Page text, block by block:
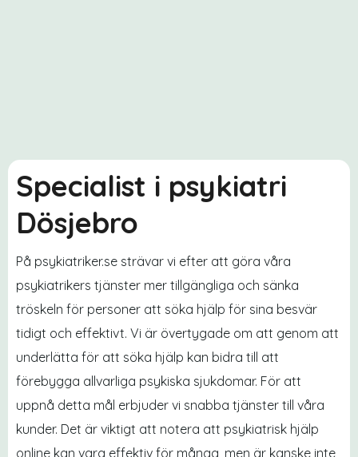
Specialist i psykiatri
Dösjebro
På psykiatriker.se strävar vi efter att göra våra
psykiatrikers tjänster mer tillgängliga och sänka
tröskeln för personer att söka hjälp för sina besvär
tidigt och effektivt. Vi är övertygade om att genom att
underlätta för att söka hjälp kan bidra till att
förebygga allvarliga psykiska sjukdomar. För att
uppnå detta mål erbjuder vi snabba tjänster till våra
kunder. Det är viktigt att notera att psykiatrisk hjälp
online kan vara effektiv för många, men är kanske inte